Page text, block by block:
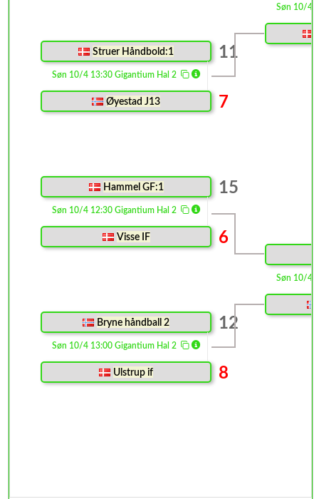
Struer Håndbold:1 11
Søn 10/4 13:30 Gigantium Hal 2
Øyestad J13 7
Hammel GF:1 15
Søn 10/4 12:30 Gigantium Hal 2
Visse IF 6
Bryne håndball 2 12
Søn 10/4 13:00 Gigantium Hal 2
Ulstrup if 8
Søn 10/4
Søn 10/4